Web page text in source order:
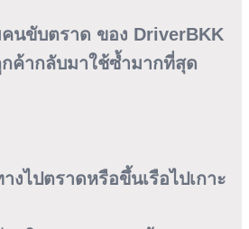
คนขับตราด ของ DriverBKK
ค้ากลับมาใช้ซ้ำมากที่สุด
งไปตราดหรือขึ้นเรือไปเกาะ